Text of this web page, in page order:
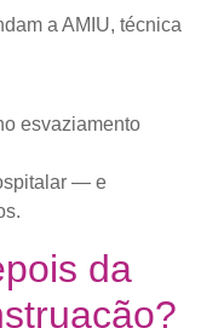
a AMIU, técnica
esvaziamento
— e
da